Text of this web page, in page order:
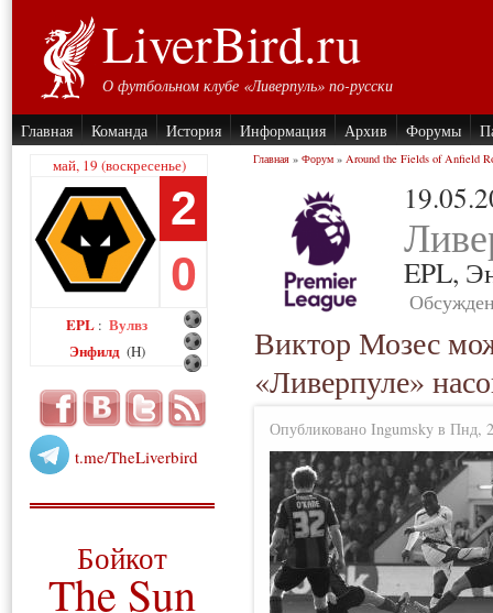
LiverBird.ru
О футбольном клубе «Ливерпуль» по-русски
Главная Команда История Информация Архив Форумы
май, 19 (воскресенье)
2
0
EPL : Вулвз
Энфилд (H)
t.me/TheLiverbird
Бойкот
The Sun
Главная » Форум » Around the Fields of Anfield
EPL,
Виктор Мозес
«Ливерпуле»
Опубликовано Ingumsky в Пнд,